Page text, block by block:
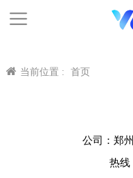
当前位置 : 首页
公司：郑
热线